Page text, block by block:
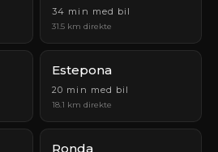
34 min med bil
31.5 km direkte
Estepona
20 min med bil
18.1 km direkte
Ronda